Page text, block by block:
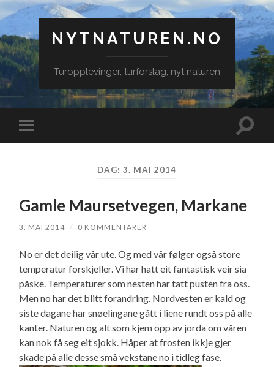
NYTNATUREN.NO
Turopplevinger, turforslag, nyt naturen
Veksle
mobilmeny
Veksle
DAG:3. MAI 2014
Gamle Maursetvegen, Markane
3. MAI 2014 / 0 KOMMENTARER
No er det deilig vår ute. Og med vår følger også store
temperatur forskjeller. Vi har hatt eit fantastisk veir sia
påske. Temperaturer som nesten har tatt pusten fra oss.
Men no har det blitt forandring. Nordvesten er kald og
siste dagane har snøelingane gått i liene rundt oss på alle
kanter. Naturen og alt som kjem opp av jorda om våren
kan nok få seg eit sjokk. Håper at frosten ikkje gjer
skade på alle desse små vekstane no i tidleg fase.